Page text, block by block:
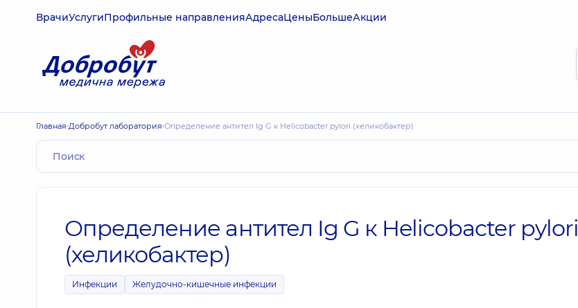
ВрачиУслугиПрофильные направленияАдресаЦеныБольшеАкции
Главная Добробут лаборатория Определение антител Ig G к Helicobacter pylori (хеликобактер)
Определение антител Ig G к Helicobacter pylori
(хеликобактер)
Инфекции Желудочно-кишечные инфекции